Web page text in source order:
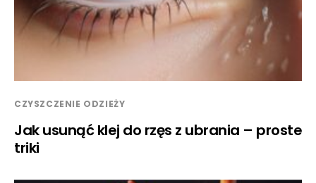
CZYSZCZENIE ODZIEŻY
Jak usunąć klej do rzęs z ubrania – proste
triki